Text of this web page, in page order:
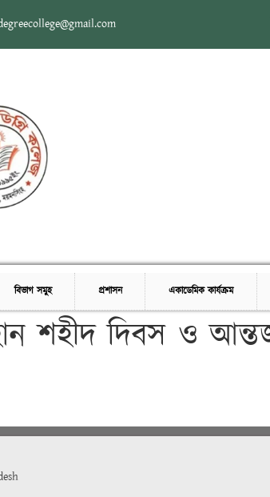
বিভাগ সমুহ প্রশাসন একাডেমিক কার্যক্রম
শহীদ দিবস ও